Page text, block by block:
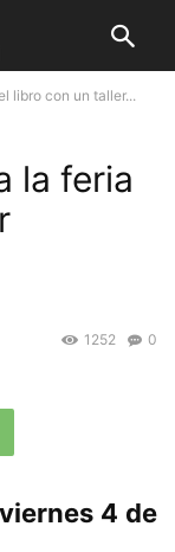
libro con un taller...
la feria
0
1252
4 de